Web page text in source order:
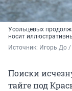
Усольцевых
носит
Источник: Игорь До /
Поиски
тайге под